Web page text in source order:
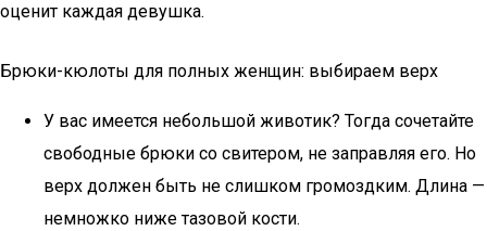
оценит каждая девушка.
Брюки-кюлоты для полных женщин: выбираем верх
У вас имеется небольшой животик? Тогда сочетайте
свободные брюки со свитером, не заправляя его. Но
верх должен быть не слишком громоздким. Длина —
немножко ниже тазовой кости.